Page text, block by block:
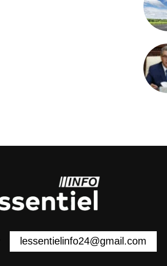
lessentielinfo24@gmail.com